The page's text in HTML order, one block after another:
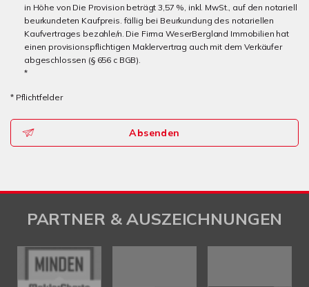
in Höhe von Die Provision beträgt 3,57 %, inkl. MwSt., auf den notariell
beurkundeten Kaufpreis. fällig bei Beurkundung des notariellen
Kaufvertrages bezahle/n. Die Firma WeserBergland Immobilien hat
einen provisionspflichtigen Maklervertrag auch mit dem Verkäufer
abgeschlossen (§ 656 c BGB).
*
* Pflichtfelder
Absenden
PARTNER & AUSZEICHNUNGEN